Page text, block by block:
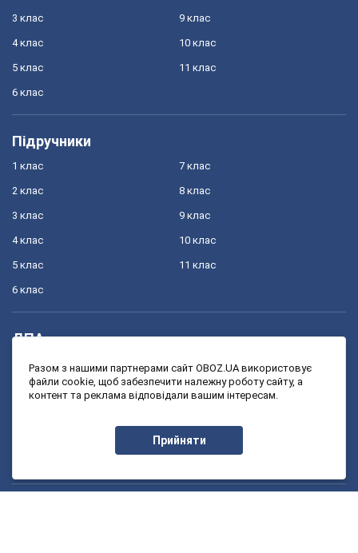
3 клас
4 клас
5 клас
6 клас
9 клас
10 клас
11 клас
Підручники
1 клас
2 клас
3 клас
4 клас
5 клас
6 клас
7 клас
8 клас
9 клас
10 клас
11 клас
ДПА
4 клас
9 клас
11 клас
Разом з нашими партнерами сайт OBOZ.UA використовує
файли cookie, щоб забезпечити належну роботу сайту, а
контент та реклама відповідали вашим інтересам.
Прийняти